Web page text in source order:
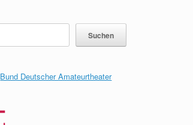
Suchen
Bund Deutscher Amateurtheater